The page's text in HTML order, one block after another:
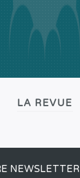
LA REVUE
NEWSLETTER